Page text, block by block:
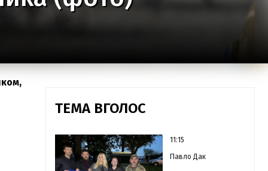
ТЕМА ВГОЛОС
11:15
Павло Дак